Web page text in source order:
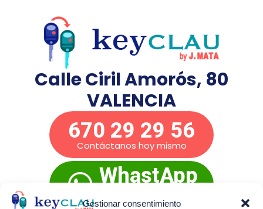
Gestionar consentimiento
Calle Ciril Amorós, 80
VALENCIA
670 29 29 56
Contáctanos hoy mismo
WhastApp
inmediato